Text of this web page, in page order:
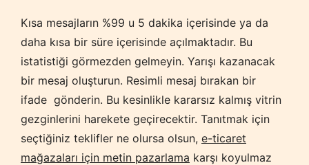
Kısa mesajların %99 u 5 dakika içerisinde ya da
daha kısa bir süre içerisinde açılmaktadır. Bu
istatistiği görmezden gelmeyin. Yarışı kazanacak
bir mesaj oluşturun. Resimli mesaj bırakan bir
ifade gönderin. Bu kesinlikle kararsız kalmış vitrin
gezginlerini harekete geçirecektir. Tanıtmak için
seçtiğiniz teklifler ne olursa olsun, e-ticaret
mağazaları için metin pazarlama karşı koyulmaz